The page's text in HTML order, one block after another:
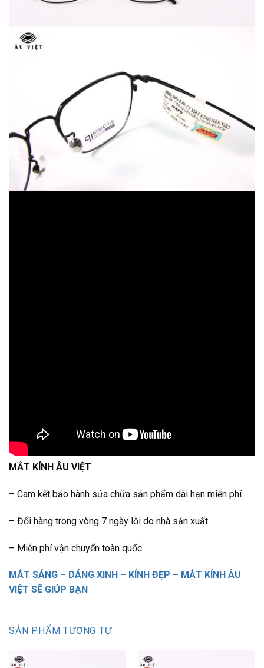
MẮT KÍNH ÂU VIỆT
– Cam kết bảo hành sửa chữa sản phẩm dài hạn miễn phí.
– Đổi hàng trong vòng 7 ngày lỗi do nhà sản xuất.
– Miễn phí vận chuyển toàn quốc.
MẮT SÁNG – DÁNG XINH – KÍNH ĐẸP – MẮT KÍNH ÂU
VIỆT SẼ GIÚP BẠN
SẢN PHẨM TƯƠNG TỰ